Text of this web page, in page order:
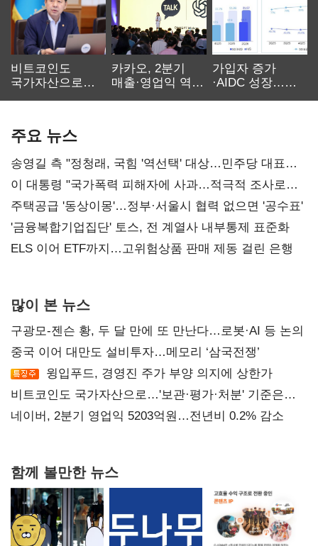
비트코인도
국가자산으로…'
카카오, 2분기
매출·영업익 역대
가입자 증가
·AIDC 성장…
주요 뉴스
송영길 측 "정청래, 국힘 '역선택' 대상…민주당 대표로
총선 지휘 못해"
이 대통령 "국가폭력 피해자에 사과…적극적 조사로
진실 밝혀야"
주택공급 '동상이몽'…정부·서울시 협력 없으면 '공수표'
'금융복합기업집단' 토스, 전 계열사 내부통제 표준화
ELS 이어 ETF까지…고위험상품 판매 제동 걸린 은행
많이 본 뉴스
구광모-젠슨 황, 두 달 만에 또 만난다…로봇·AI 등 논의
중국 이어 대만도 설비투자…메모리 ‘삼국전쟁’
윙입푸드, 경영진 주가 부양 의지에 상한가
비트코인도 국가자산으로…'보관·평가·처분' 기준은
숙제
네이버, 2분기 영업익 5203억원…전년비 0.2% 감소
함께 볼만한 뉴스